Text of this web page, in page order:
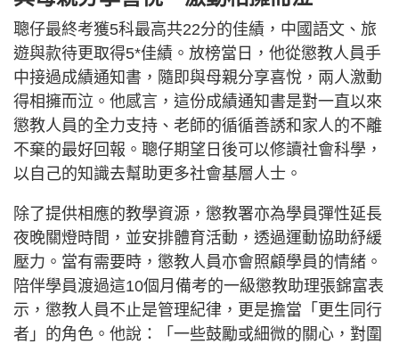
聰仔最終考獲5科最高共22分的佳績，中國語文、旅
遊與款待更取得5*佳績。放榜當日，他從懲教人員手
中接過成績通知書，隨即與母親分享喜悅，兩人激動
得相擁而泣。他感言，這份成績通知書是對一直以來
懲教人員的全力支持、老師的循循善誘和家人的不離
不棄的最好回報。聰仔期望日後可以修讀社會科學，
以自己的知識去幫助更多社會基層人士。
除了提供相應的教學資源，懲教署亦為學員彈性延長
夜晚關燈時間，並安排體育活動，透過運動協助紓緩
壓力。當有需要時，懲教人員亦會照顧學員的情緒。
陪伴學員渡過這10個月備考的一級懲教助理張錦富表
示，懲教人員不止是管理紀律，更是擔當「更生同行
者」的角色。他說：「一些鼓勵或細微的關心，對圍